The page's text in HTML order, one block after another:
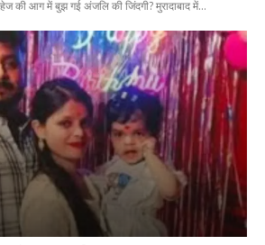
की आग में बुझ गई अंजलि की जिंदगी? मुरादाबाद में...